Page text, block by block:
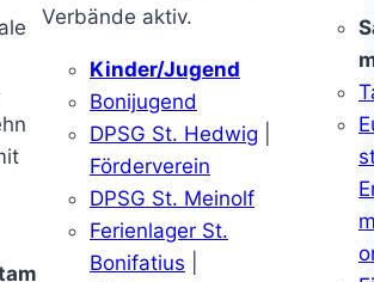
Verbände aktiv.
Kinder/Jugend
Bonijugend
DPSG St. Hedwig
Förderverein
DPSG St. Meinolf
Ferienlager St.
Bonifatius